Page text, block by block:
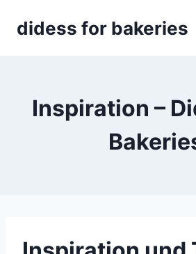
didess for bakeries
Inspiration –